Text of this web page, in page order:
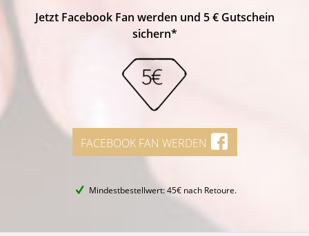
Jetzt Facebook Fan werden und 5 € Gutschein
sichern*
FACEBOOK FAN WERDEN
Mindestbestellwert: 45€ nach Retoure.